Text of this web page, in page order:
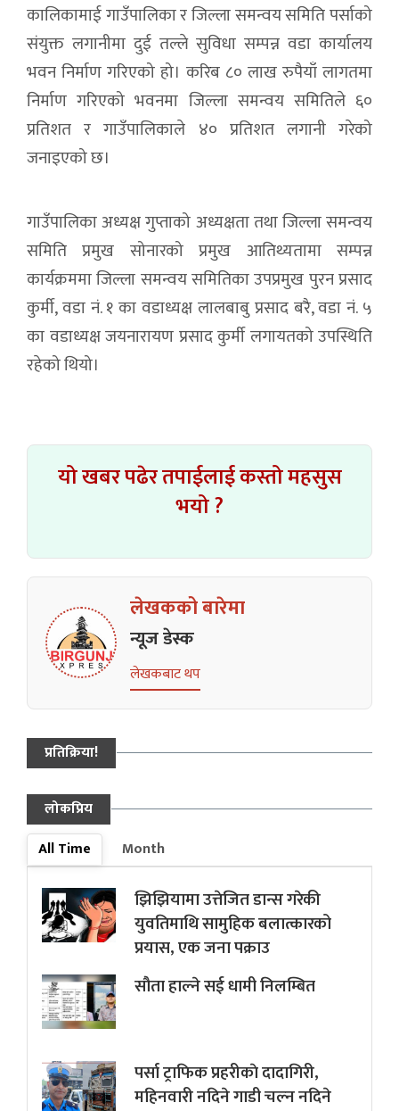
कालिकामाई गाउँपालिका र जिल्ला समन्वय समिति पर्साको
संयुक्त लगानीमा दुई तल्ले सुविधा सम्पन्न वडा कार्यालय
भवन निर्माण गरिएको हो। करिब ८० लाख रुपैयाँ लागतमा
निर्माण गरिएको भवनमा जिल्ला समन्वय समितिले ६०
प्रतिशत र गाउँपालिकाले ४० प्रतिशत लगानी गरेको
जनाइएको छ।
गाउँपालिका अध्यक्ष गुप्ताको अध्यक्षता तथा जिल्ला समन्वय
समिति प्रमुख सोनारको प्रमुख आतिथ्यतामा सम्पन्न
कार्यक्रममा जिल्ला समन्वय समितिका उपप्रमुख पुरन प्रसाद
कुर्मी, वडा नं. १ का वडाध्यक्ष लालबाबु प्रसाद बरै, वडा नं. ५
का वडाध्यक्ष जयनारायण प्रसाद कुर्मी लगायतको उपस्थिति
रहेको थियो।
यो खबर पढेर तपाईलाई कस्तो महसुस
भयो ?
लेखकको बारेमा
न्यूज डेस्क
लेखकबाट थप
प्रतिक्रिया!
लोकप्रिय
All Time
Month
झिझियामा उत्तेजित डान्स गरेकी
युवतिमाथि सामुहिक बलात्कारको
प्रयास, एक जना पक्राउ
सौता हाल्ने सई धामी निलम्बित
पर्सा ट्राफिक प्रहरीकाे दादागिरी,
महिनवारी नदिने गाडी चल्न नदिने